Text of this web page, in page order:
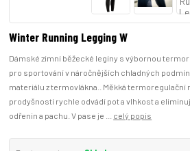
Winter Running Legging W
Dámské zimní běžecké legíny s výbornou
pro sportování v náročnějších chladných
materiálu z termovlákna.. Měkká termoregulační
prodyšností rychle odvádí pot a vlhkost a
odřenin a pachu. V pase je ... celý popis